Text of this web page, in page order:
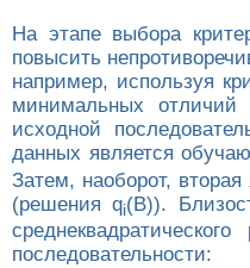
На этапе выбора
повысить
например, используя
минимальных отличий
исходной
данных является
Затем, наоборот,
(решения qi(B)).
последовательности: